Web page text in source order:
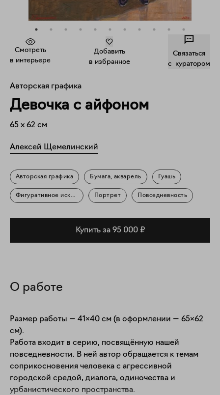
Смотреть
в интерьере
Добавить
в избранное
Связаться
c куратором
Авторская графика
Девочка с айфоном
65 x 62 см
Алексей Щемелинский
Авторская графика Бумага, акварель Гуашь
Фигуративное искусство Портрет Повседневность
Купить за 95 000 ₽
О работе
Размер работы — 41×40 см (в оформлении — 65×62
см).
Работа входит в серию, посвящённую нашей
повседневности. В ней автор обращается к темам
соприкосновения человека с агрессивной
городской средой, диалога, одиночества и
урбанистического пространства.